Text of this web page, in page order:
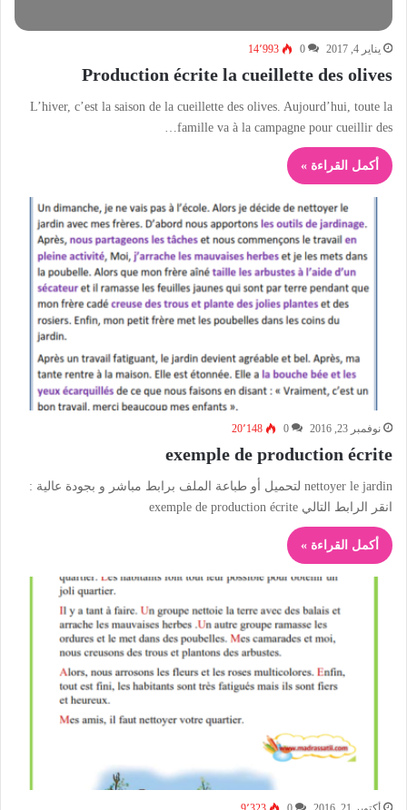
يناير 4, 2017 0 14٬993
Production écrite la cueillette des olives
L’hiver, c’est la saison de la cueillette des olives. Aujourd’hui, toute la
famille va à la campagne pour cueillir des…
أكمل القراءة »
نوفمبر 23, 2016 0 20٬148
exemple de production écrite
nettoyer le jardin لتحميل أو طباعة الملف برابط مباشر و بجودة عالية :
انقر الرابط التالي exemple de production écrite
أكمل القراءة »